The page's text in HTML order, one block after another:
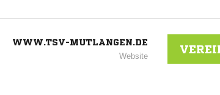
WWW.TSV-MUTLANGEN.DE
Website